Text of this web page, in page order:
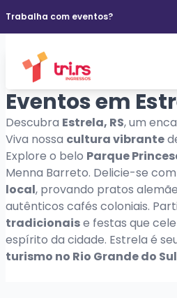
Trabalha com eventos?
Eventos em
Descubra Estrela, RS, um
Viva nossa cultura vibrante
Explore o belo Parque
Menna Barreto. Delicie-se
local, provando pratos
autênticos cafés coloniais.
tradicionaise festas que
espírito da cidade. Estrela é
turismo no Rio Grande do Sul